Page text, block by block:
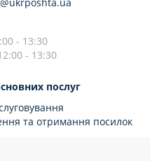
- 13:30
- 13:30
послуг
та отримання посилок